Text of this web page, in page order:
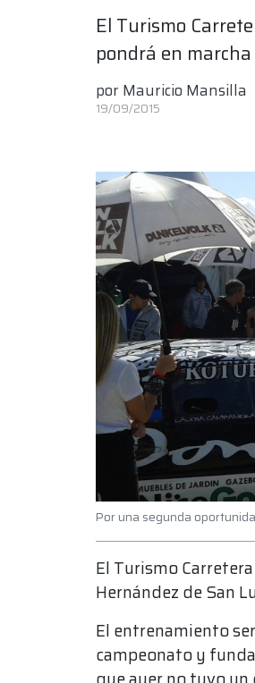
El Turismo
pondrá en
por Mauricio Mansilla
19/09/2015
Por una segunda
El Turismo
Hernández de San
El entrenamiento
campeonato y